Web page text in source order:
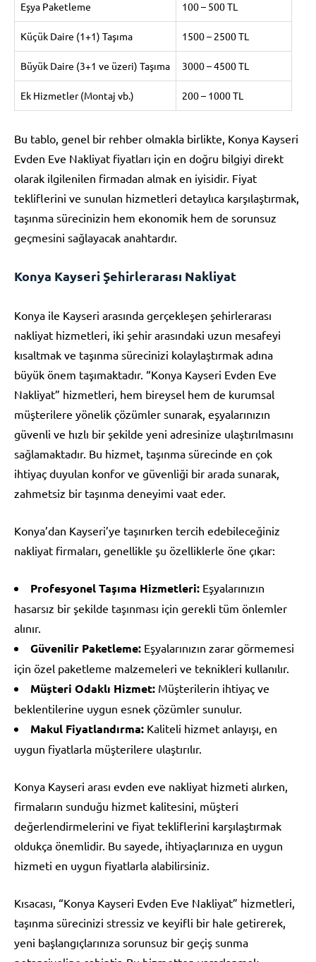
Eşya Paketleme 100 – 500 TL
Küçük Daire (1+1) Taşıma 1500 – 2500 TL
Büyük Daire (3+1 ve üzeri) Taşıma 3000 – 4500 TL
Ek Hizmetler (Montaj vb.) 200 – 1000 TL
Bu tablo, genel bir rehber olmakla birlikte, Konya Kayseri
Evden Eve Nakliyat fiyatları için en doğru bilgiyi direkt
olarak ilgilenilen firmadan almak en iyisidir. Fiyat
tekliflerini ve sunulan hizmetleri detaylıca karşılaştırmak,
taşınma sürecinizin hem ekonomik hem de sorunsuz
geçmesini sağlayacak anahtardır.
Konya Kayseri Şehirlerarası Nakliyat
Konya ile Kayseri arasında gerçekleşen şehirlerarası
nakliyat hizmetleri, iki şehir arasındaki uzun mesafeyi
kısaltmak ve taşınma sürecinizi kolaylaştırmak adına
büyük önem taşımaktadır. “Konya Kayseri Evden Eve
Nakliyat” hizmetleri, hem bireysel hem de kurumsal
müşterilere yönelik çözümler sunarak, eşyalarınızın
güvenli ve hızlı bir şekilde yeni adresinize ulaştırılmasını
sağlamaktadır. Bu hizmet, taşınma sürecinde en çok
ihtiyaç duyulan konfor ve güvenliği bir arada sunarak,
zahmetsiz bir taşınma deneyimi vaat eder.
Konya’dan Kayseri’ye taşınırken tercih edebileceğiniz
nakliyat firmaları, genellikle şu özelliklerle öne çıkar:
Profesyonel Taşıma Hizmetleri: Eşyalarınızın
hasarsız bir şekilde taşınması için gerekli tüm önlemler
alınır.
Güvenilir Paketleme: Eşyalarınızın zarar görmemesi
için özel paketleme malzemeleri ve teknikleri kullanılır.
Müşteri Odaklı Hizmet: Müşterilerin ihtiyaç ve
beklentilerine uygun esnek çözümler sunulur.
Makul Fiyatlandırma: Kaliteli hizmet anlayışı, en
uygun fiyatlarla müşterilere ulaştırılır.
Konya Kayseri arası evden eve nakliyat hizmeti alırken,
firmaların sunduğu hizmet kalitesini, müşteri
değerlendirmelerini ve fiyat tekliflerini karşılaştırmak
oldukça önemlidir. Bu sayede, ihtiyaçlarınıza en uygun
hizmeti en uygun fiyatlarla alabilirsiniz.
Kısacası, “Konya Kayseri Evden Eve Nakliyat” hizmetleri,
taşınma sürecinizi stressiz ve keyifli bir hale getirerek,
yeni başlangıçlarınıza sorunsuz bir geçiş sunma